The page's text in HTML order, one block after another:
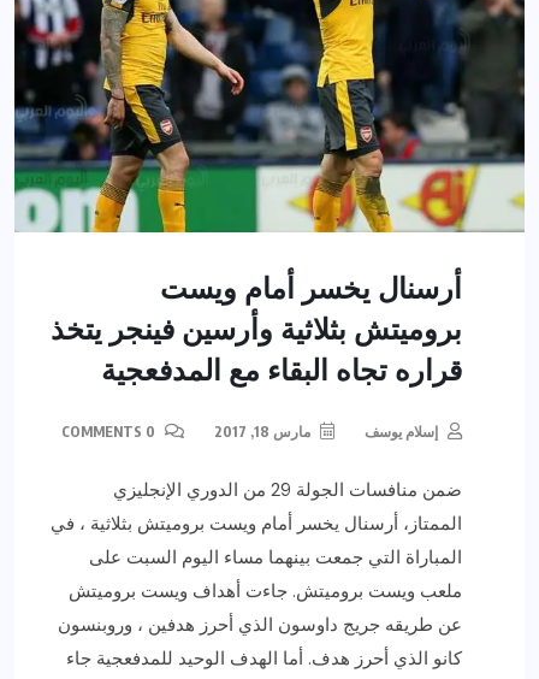
أرسنال يخسر أمام ويست
بروميتش بثلاثية وأرسين فينجر يتخذ
قراره تجاه البقاء مع المدفعجية
إسلام يوسف مارس 18, 2017
ضمن منافسات الجولة 29 من الدوري الإنجليزي
الممتاز، أرسنال يخسر أمام ويست بروميتش بثلاثية ، في
المباراة التي جمعت بينهما مساء اليوم السبت على
ملعب ويست بروميتش. جاءت أهداف ويست بروميتش
عن طريقه جريج داوسون الذي أحرز هدفين ، وروبنسون
كانو الذي أحرز هدف. أما الهدف الوحيد للمدفعجية جاء